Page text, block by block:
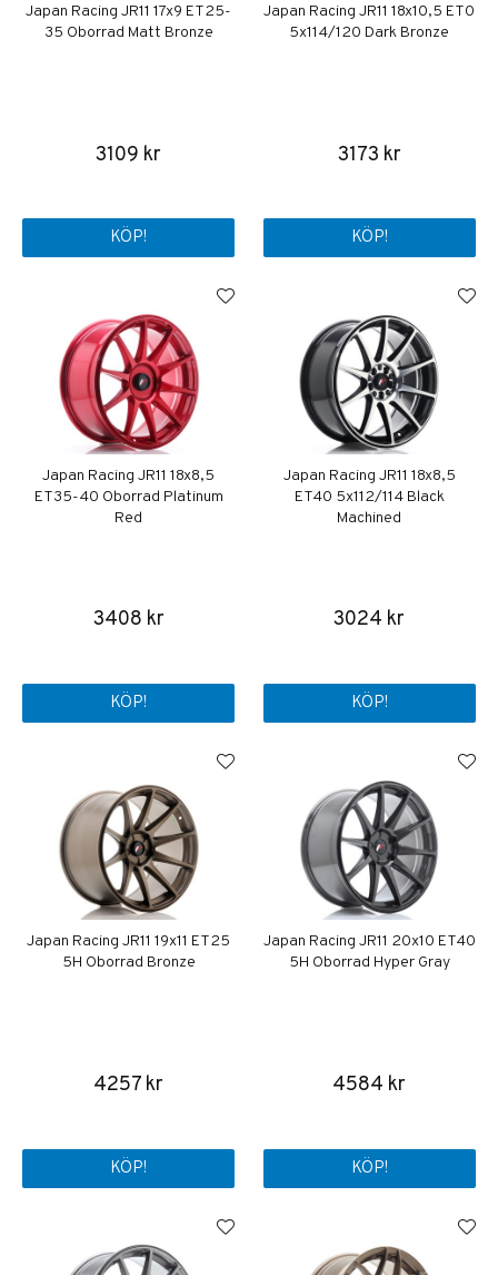
Japan Racing JR11 17x9 ET25-
35 Oborrad Matt Bronze
3109 kr
KÖP!
Japan Racing JR11 18x10,5 ET0
5x114/120 Dark Bronze
3173 kr
KÖP!
Japan Racing JR11 18x8,5
ET35-40 Oborrad Platinum
Red
3408 kr
KÖP!
Japan Racing JR11 18x8,5
ET40 5x112/114 Black
Machined
3024 kr
KÖP!
Japan Racing JR11 19x11 ET25
5H Oborrad Bronze
4257 kr
KÖP!
Japan Racing JR11 20x10 ET40
5H Oborrad Hyper Gray
4584 kr
KÖP!